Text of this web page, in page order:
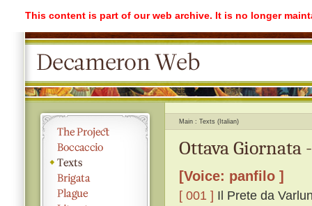
This content is part of our web archive. It is no longer
Main Texts (Italian)
Ottava Giornata
[Voice: panfilo ]
[ 001 ] Il Prete da